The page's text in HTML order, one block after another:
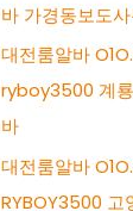
바 가경동보도
대전룸알바
ryboy3500 계
바
대전룸알바
RYBOY3500 고